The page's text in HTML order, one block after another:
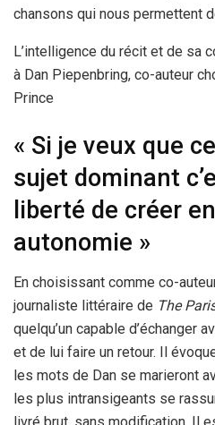
chansons qui nous permettent
L’intelligence du récit et de sa
à Dan Piepenbring, co-auteur
Prince
« Si je veux que
sujet dominant
liberté de créer
autonomie »
En choisissant comme co-
journaliste littéraire de The
quelqu’un capable d’échanger
et de lui faire un retour. Il
les mots de Dan se marieront
les plus intransigeants se